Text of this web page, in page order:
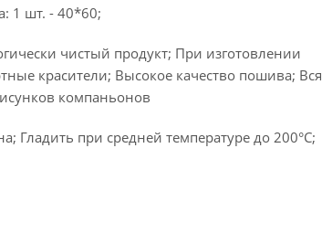
1 шт. - 40*60;
чистый продукт; При изготовлении
красители; Высокое качество пошива; Вся
компаньонов
Гладить при средней температуре до 200°С;